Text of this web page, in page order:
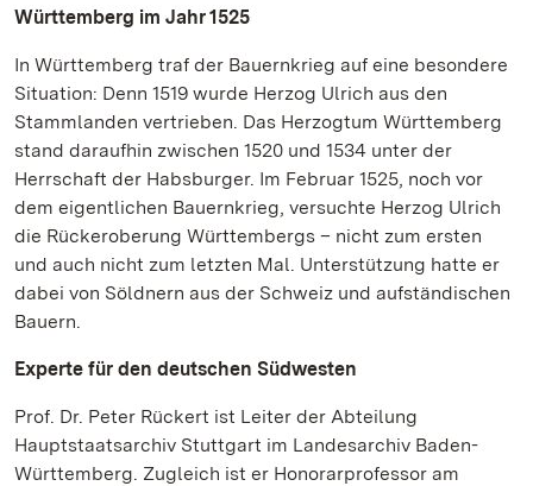
Württemberg im Jahr 1525
In Württemberg traf der Bauernkrieg auf eine besondere
Situation: Denn 1519 wurde Herzog Ulrich aus den
Stammlanden vertrieben. Das Herzogtum Württemberg
stand daraufhin zwischen 1520 und 1534 unter der
Herrschaft der Habsburger. Im Februar 1525, noch vor
dem eigentlichen Bauernkrieg, versuchte Herzog Ulrich
die Rückeroberung Württembergs – nicht zum ersten
und auch nicht zum letzten Mal. Unterstützung hatte er
dabei von Söldnern aus der Schweiz und aufständischen
Bauern.
Experte für den deutschen Südwesten
Prof. Dr. Peter Rückert ist Leiter der Abteilung
Hauptstaatsarchiv Stuttgart im Landesarchiv Baden-
Württemberg. Zugleich ist er Honorarprofessor am